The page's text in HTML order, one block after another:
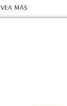
VEA MÁS